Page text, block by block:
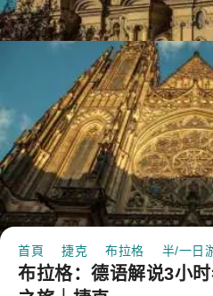
首頁 捷克 布拉格 半/一日
布拉格：德语解说3小